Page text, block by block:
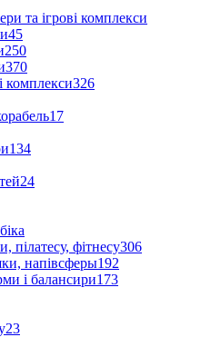
та ігрові комплекси
45
250
370
комплекси326
17
134
24
пілатесу, фітнесу306
напівсферы192
і балансири173
23